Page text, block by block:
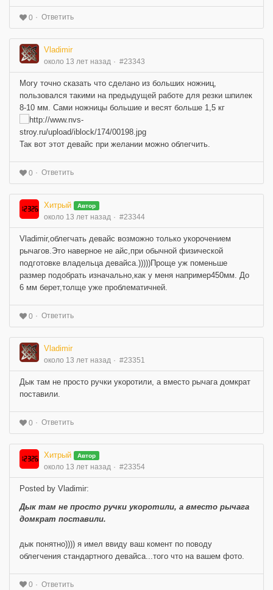
0 Ответить
Vladimir
около 13 лет назад #23343
Могу точно сказать что сделано из больших ножниц,
пользовался такими на предыдущей работе для резки шпилек
8-10 мм. Сами ножницы большие и весят больше 1,5 кг
Так вот этот девайс при желании можно облегчить.
0 Ответить
Хитрый Автор
около 13 лет назад #23344
Vladimir,облегчать девайс возможно только укорочением
рычагов.Это наверное не айс,при обычной физической
подготовке владельца девайса.)))))Проще уж поменьше
размер подобрать изначально,как у меня например450мм. До
6 мм берет,толще уже проблематичней.
0 Ответить
Vladimir
около 13 лет назад #23351
Дык там не просто ручки укоротили, а вместо рычага домкрат
поставили.
0 Ответить
Хитрый Автор
около 13 лет назад #23354
Posted by Vladimir:
Дык там не просто ручки укоротили, а вместо рычага
домкрат поставили.
дык понятно)))) я имел ввиду ваш комент по поводу
облегчения стандартного девайса...того что на вашем фото.
0 Ответить